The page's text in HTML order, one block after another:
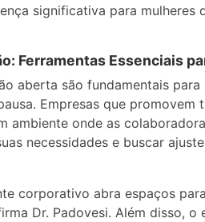
significativa para mulheres
Ferramentas Essenciais
aberta são fundamentais para
Empresas que promovem
ambiente onde as
necessidades e buscar
corporativo abra espaços
Dr. Padovesi. Além disso, o